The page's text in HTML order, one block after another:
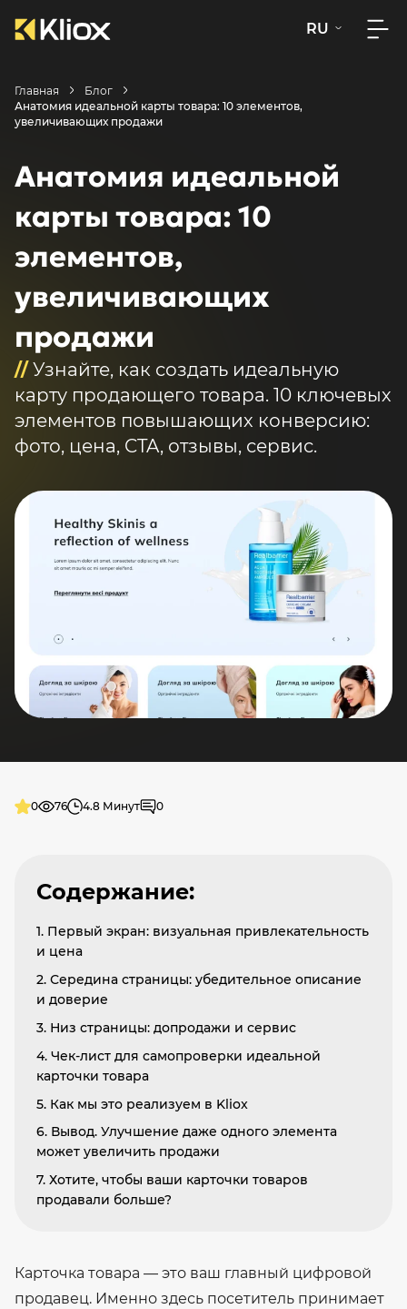
RU
Главная
Блог
Анатомия идеальной карты товара: 10 элементов,
увеличивающих продажи
Анатомия идеальной
карты товара: 10
элементов,
увеличивающих
продажи
//Узнайте, как создать идеальную
карту продающего товара. 10 ключевых
элементов повышающих конверсию:
фото, цена, CTA, отзывы, сервис.
0 76 4.8 Минут 0
Содержание:
1. Первый экран: визуальная привлекательность
и цена
2. Середина страницы: убедительное описание
и доверие
3. Низ страницы: допродажи и сервис
4. Чек-лист для самопроверки идеальной
карточки товара
5. Как мы это реализуем в Kliox
6. Вывод. Улучшение даже одного элемента
может увеличить продажи
7. Хотите, чтобы ваши карточки товаров
продавали больше?
Карточка товара — это ваш главный цифровой
продавец. Именно здесь посетитель принимает